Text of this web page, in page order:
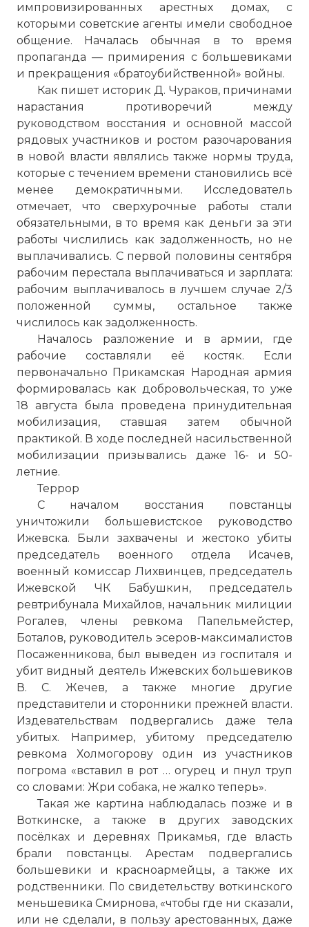
импровизированных арестных домах, с
которыми советские агенты имели свободное
общение. Началась обычная в то время
пропаганда — примирения с большевиками
и прекращения «братоубийственной» войны.
Как пишет историк Д. Чураков, причинами
нарастания противоречий между
руководством восстания и основной массой
рядовых участников и ростом разочарования
в новой власти являлись также нормы труда,
которые с течением времени становились всё
менее демократичными. Исследователь
отмечает, что сверхурочные работы стали
обязательными, в то время как деньги за эти
работы числились как задолженность, но не
выплачивались. С первой половины сентября
рабочим перестала выплачиваться и зарплата:
рабочим выплачивалось в лучшем случае 2/3
положенной суммы, остальное также
числилось как задолженность.
Началось разложение и в армии, где
рабочие составляли её костяк. Если
первоначально Прикамская Народная армия
формировалась как добровольческая, то уже
18 августа была проведена принудительная
мобилизация, ставшая затем обычной
практикой. В ходе последней насильственной
мобилизации призывались даже 16- и 50-
летние.
Террор
С началом восстания повстанцы
уничтожили большевистское руководство
Ижевска. Были захвачены и жестоко убиты
председатель военного отдела Исачев,
военный комиссар Лихвинцев, председатель
Ижевской ЧК Бабушкин, председатель
ревтрибунала Михайлов, начальник милиции
Рогалев, члены ревкома Папельмейстер,
Боталов, руководитель эсеров-максималистов
Посаженникова, был выведен из госпиталя и
убит видный деятель Ижевских большевиков
В. С. Жечев, а также многие другие
представители и сторонники прежней власти.
Издевательствам подвергались даже тела
убитых. Например, убитому председателю
ревкома Холмогорову один из участников
погрома «вставил в рот … огурец и пнул труп
со словами: Жри собака, не жалко теперь».
Такая же картина наблюдалась позже и в
Воткинске, а также в других заводских
посёлках и деревнях Прикамья, где власть
брали повстанцы. Арестам подвергались
большевики и красноармейцы, а также их
родственники. По свидетельству воткинского
меньшевика Смирнова, «чтобы где ни сказали,
или не сделали, в пользу арестованных, даже